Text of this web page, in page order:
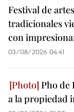
Festival de
tradicionales
con
03/08/2026 04:41
Pho de
a la propiedad